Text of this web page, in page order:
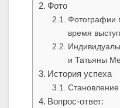
Фото
Фотографии
время
и Татьяны
История успеха
Вопрос-ответ: